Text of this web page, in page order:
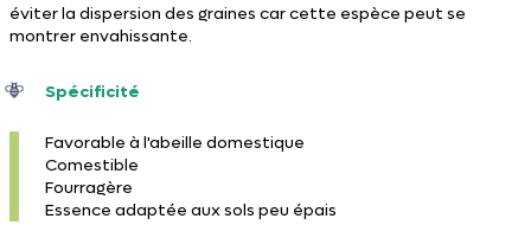
éviter la dispersion des graines car cette espèce peut se
montrer envahissante.
Spécificité
Favorable à l'abeille domestique
Comestible
Fourragère
Essence adaptée aux sols peu épais